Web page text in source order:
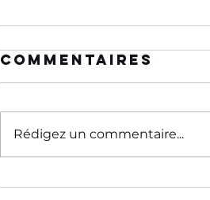
La loi de
Commentaires
Rédigez un commentaire...